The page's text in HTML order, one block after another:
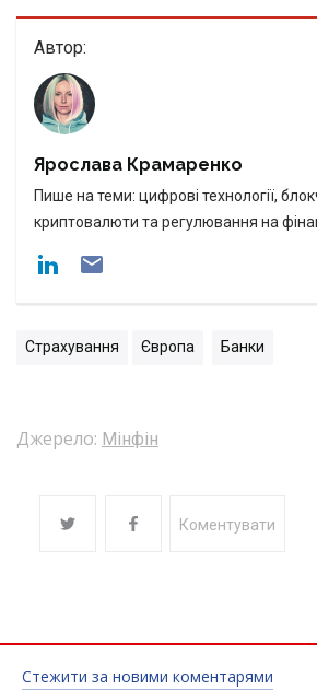
Автор:
Ярослава Крамаренко
Пише на теми: цифрові технології,
криптовалюти та регулювання на
Страхування Європа Банки
Джерело: Мінфін
Коментувати
Стежити за новими коментарями